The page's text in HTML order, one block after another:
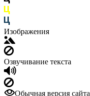
Изображения
Озвучивание текста
Обычная версия сайта